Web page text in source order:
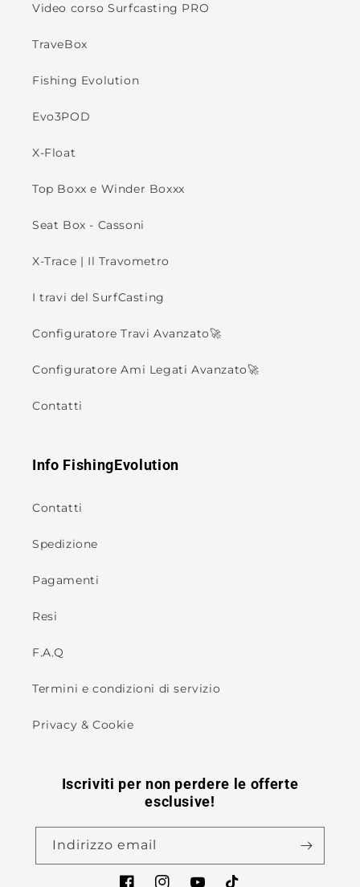
Video corso Surfcasting PRO
TraveBox
Fishing Evolution
Evo3POD
X-Float
Top Boxx e Winder Boxxx
Seat Box - Cassoni
X-Trace | Il Travometro
I travi del SurfCasting
Configuratore Travi Avanzato🚀
Configuratore Ami Legati Avanzato🚀
Contatti
Info FishingEvolution
Contatti
Spedizione
Pagamenti
Resi
F.A.Q
Termini e condizioni di servizio
Privacy & Cookie
Iscriviti per non perdere le offerte
esclusive!
Indirizzo email